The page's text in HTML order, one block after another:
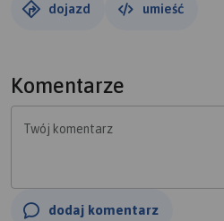
dojazd umieść
Komentarze
Twój komentarz
dodaj komentarz